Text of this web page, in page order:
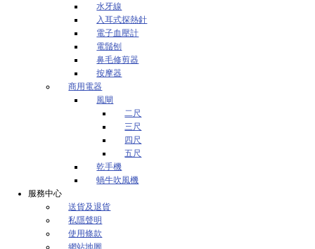
水牙線
入耳式探熱針
電子血壓計
電鬚刨
鼻毛修剪器
按摩器
商用電器
風閘
二尺
三尺
四尺
五尺
乾手機
蝸牛吹風機
服務中心
送貨及退貨
私隱聲明
使用條款
網站地圖